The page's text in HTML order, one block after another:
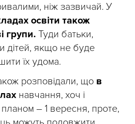
ніж зазвичай. У
освіти також
групи. Туди батьки,
дітей, якщо не буде
їх удома.
розповідали, що в
навчання, хоч і
– 1 вересня, проте,